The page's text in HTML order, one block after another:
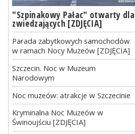
"Szpinakowy Pałac" otwarty dla
zwiedzających [ZDJĘCIA]
Parada zabytkowych samochodów
w ramach Nocy Muzeów [ZDJĘCIA]
Szczecin. Noc w Muzeum
Narodowym
Noc muzeów: atrakcje w Szczecinie
Kryminalna Noc Muzeów w
Świnoujściu [ZDJĘCIA]